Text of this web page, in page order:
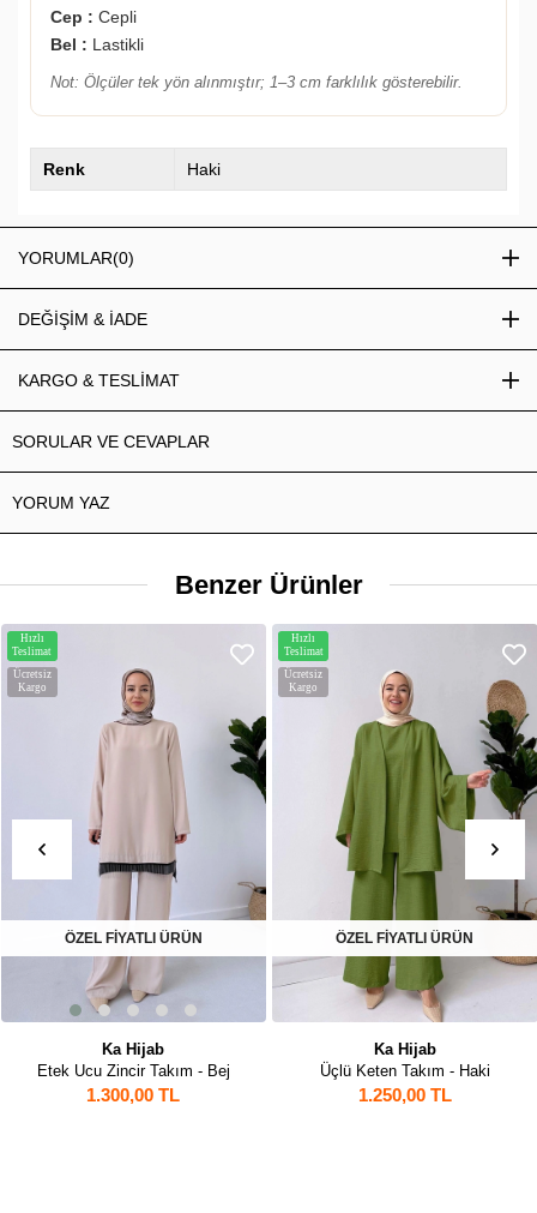
Cep : Cepli
Bel : Lastikli
Not: Ölçüler tek yön alınmıştır; 1–3 cm farklılık gösterebilir.
Renk Haki
YORUMLAR(0)
DEĞİŞİM & İADE
KARGO & TESLİMAT
SORULAR VE CEVAPLAR
YORUM YAZ
Benzer Ürünler
Ka Hijab
Etek Ucu Zincir Takım - Bej
1.300,00 TL
Ücretsiz
Kargo
Hızlı
Teslimat
ÖZEL FİYATLI ÜRÜN
Ka Hijab
Üçlü Keten Takım - Haki
1.250,00 TL
Ücretsiz
Kargo
Hızlı
Teslimat
ÖZEL FİYATLI ÜRÜN